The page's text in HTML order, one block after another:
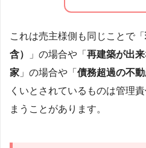
これは売主様側も同じことで「
含）
」の場合や「 再建築が出
家 」の場合や「 債務超過の不
くいとされているものは管理
まうことがあります。